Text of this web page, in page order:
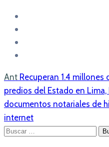
Ant Recuperan 1.4
predios del Estado en Lima,
documentos notariales de
internet
Buscar: